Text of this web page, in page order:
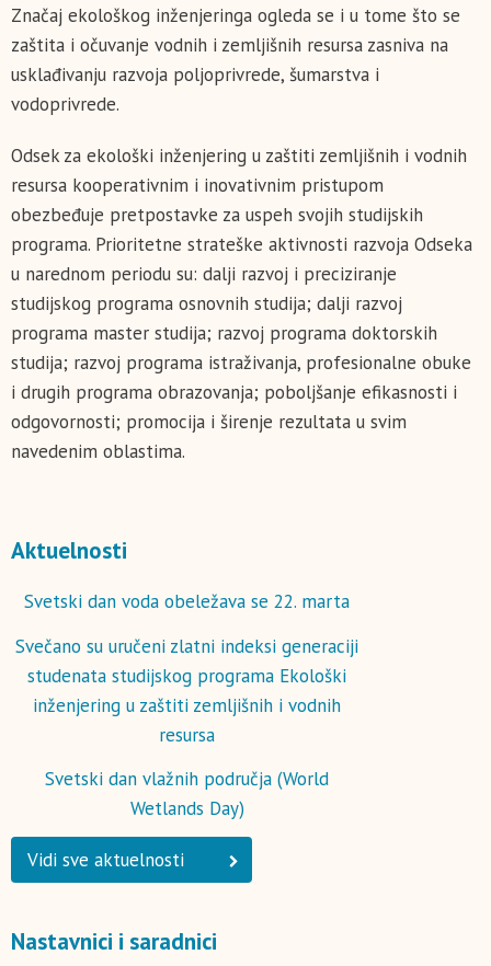
Značaj ekološkog inženjeringa ogleda se i u tome što se
zaštita i očuvanje vodnih i zemljišnih resursa zasniva na
usklađivanju razvoja poljoprivrede, šumarstva i
vodoprivrede.
Odsek za ekološki inženjering u zaštiti zemljišnih i vodnih
resursa kooperativnim i inovativnim pristupom
obezbeđuje pretpostavke za uspeh svojih studijskih
programa. Prioritetne strateške aktivnosti razvoja Odseka
u narednom periodu su: dalji razvoj i preciziranje
studijskog programa osnovnih studija; dalji razvoj
programa master studija; razvoj programa doktorskih
studija; razvoj programa istraživanja, profesionalne obuke
i drugih programa obrazovanja; poboljšanje efikasnosti i
odgovornosti; promocija i širenje rezultata u svim
navedenim oblastima.
Aktuelnosti
Svetski dan voda obeležava se 22. marta
Svečano su uručeni zlatni indeksi generaciji
studenata studijskog programa Ekološki
inženjering u zaštiti zemljišnih i vodnih
resursa
Svetski dan vlažnih područja (World
Wetlands Day)
Vidi sve aktuelnosti
Nastavnici i saradnici